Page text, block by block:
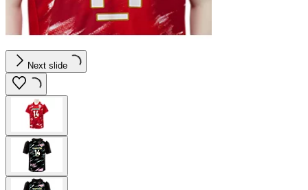
Next slide